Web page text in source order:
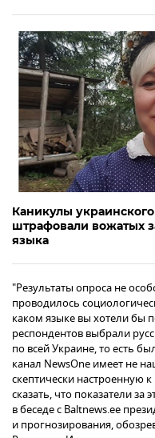
Каникулы
штрафовали вожатых
языка
"Результаты опроса не
проводилось
каком языке вы хотели бы
респондентов выбрали
по всей Украине, то есть
канал NewsOne имеет не
скептически настроенную
сказать, что показатели
в беседе с Baltnews.ee
и прогнозирования,